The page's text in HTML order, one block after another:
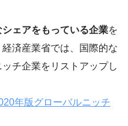
ェアをもっている企業を
経済産業省では、国際的な
チ企業をリストアップし
年版グローバルニッチ